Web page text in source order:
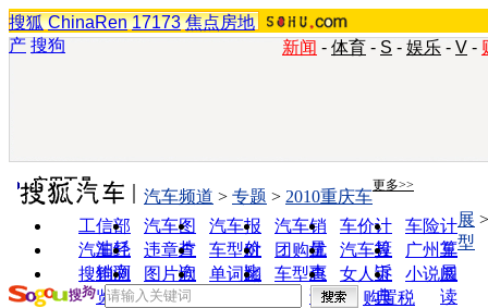
搜狐 ChinaRen 17173 焦点房地
产 搜狗 新闻 - 体育 - S - 娱乐 - V -
实用工具 更多>>
工信部
油耗
汽车图
片
汽车报
价
汽车销
量
车价计
算
车险计
算
汽车经
销商
违章查
询
车型对
比
团购优
惠
汽车投
诉
广州车
展
搜狗浏
览器
图片欣
赏
单词翻
车型查
询
女人宝
典
小说阅
读
汽车频道 > 专题 > 2010重庆车
展
型
购置税